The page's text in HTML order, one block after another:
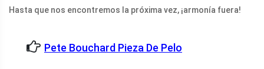
Hasta que nos encontremos la próxima vez, ¡armonía fuera!
Pete Bouchard Pieza De Pelo